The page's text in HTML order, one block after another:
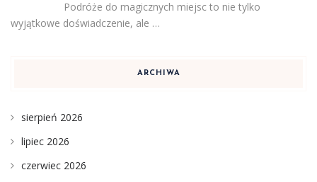
Podróże do magicznych miejsc to nie tylko
wyjątkowe doświadczenie, ale …
ARCHIWA
sierpień 2026
lipiec 2026
czerwiec 2026